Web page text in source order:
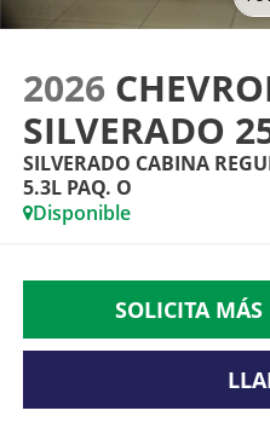
2026
SILVERADO
SILVERADO CABINA
5.3L PAQ. O
Disponible
SOLICITA